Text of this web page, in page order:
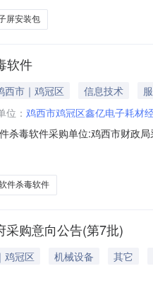
屏安装包
软件
西市｜鸡冠区 信息技术
位： 鸡西市鸡冠区鑫亿电子耗材
杀毒软件采购单位:鸡西市财政
件杀毒软件
采购意向公告(第7批)
鸡冠区 机械设备
其它